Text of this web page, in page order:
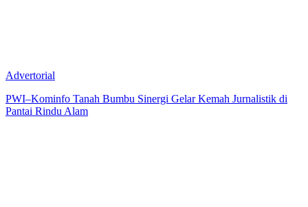
Advertorial
PWI–Kominfo Tanah Bumbu Sinergi Gelar Kemah Jurnalistik di
Pantai Rindu Alam